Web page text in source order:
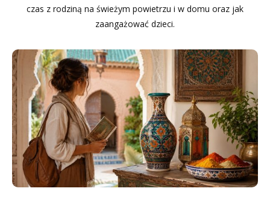
czas z rodziną na świeżym powietrzu i w domu oraz jak
zaangażować dzieci.